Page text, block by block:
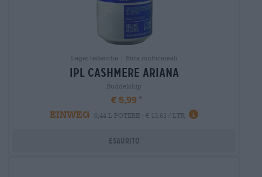
Lager tedesche | Birra multicereali
ipl cashmere ariana
Buddelship
€ 5,99
EINWEG
0,44 L POTERE - € 13,61 / LTR
Esaurito